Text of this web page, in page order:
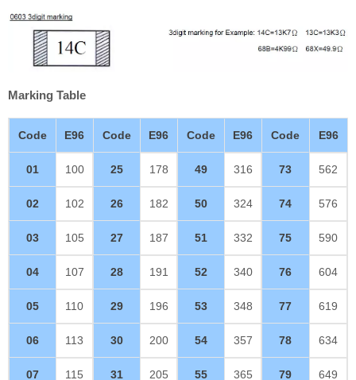
Marking Table
Code E96 Code E96 Code E96 Code E96
01 100 25 178 49 316 73 562
02 102 26 182 50 324 74 576
03 105 27 187 51 332 75 590
04 107 28 191 52 340 76 604
05 110 29 196 53 348 77 619
06 113 30 200 54 357 78 634
07 115 31 205 55 365 79 649